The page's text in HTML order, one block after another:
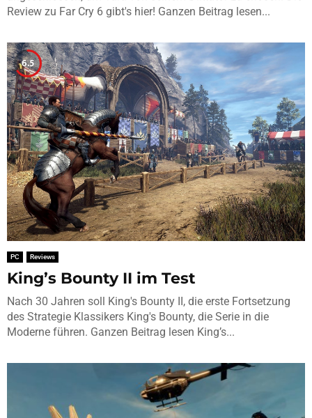
Review zu Far Cry 6 gibt's hier! Ganzen Beitrag lesen...
6.5
PC Reviews
King’s Bounty II im Test
Nach 30 Jahren soll King's Bounty II, die erste Fortsetzung
des Strategie Klassikers King's Bounty, die Serie in die
Moderne führen. Ganzen Beitrag lesen King’s...